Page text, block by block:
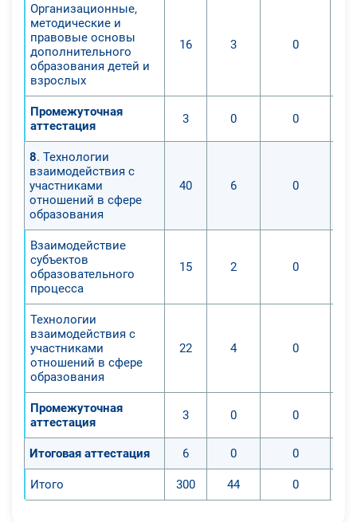
Организационные,
методические и
правовые основы
дополнительного
образования детей и
взрослых
16 3 0
Промежуточная
аттестация
3 0 0
8. Технологии
взаимодействия с
участниками
отношений в сфере
образования
40 6 0
Взаимодействие
субъектов
образовательного
процесса
15 2 0
Технологии
взаимодействия с
участниками
отношений в сфере
образования
22 4 0
Промежуточная
аттестация
3 0 0
Итоговая аттестация 6 0 0
Итого 300 44 0